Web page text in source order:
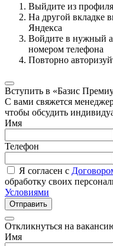
Выйдите из
На другой вкладке
Яндекса
Войдите в нужный
номером телефона
Повторно
Вступить в «Базис
С вами свяжется
чтобы обсудить
Имя
Телефон
Я согласен с
обработку своих
Условиями
Отправить
Откликнуться на
Имя